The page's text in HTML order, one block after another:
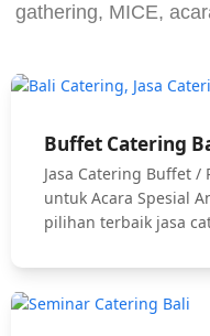
gathering, MICE,
Buffet Catering
Jasa Catering Buffet /
untuk Acara Spesial
pilihan terbaik jasa